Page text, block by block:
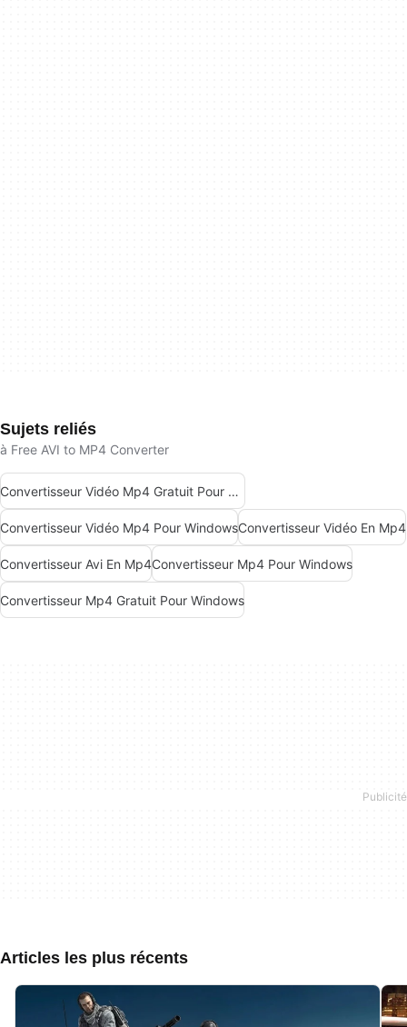
Sujets reliés
à Free AVI to MP4 Converter
Convertisseur Vidéo Mp4 Gratuit Pour Windows
Convertisseur Vidéo Mp4 Pour WindowsConvertisseur Vidéo En Mp4
Convertisseur Avi En Mp4Convertisseur Mp4 Pour Windows
Convertisseur Mp4 Gratuit Pour Windows
Articles les plus récents